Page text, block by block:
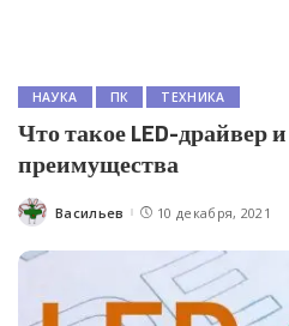
НАУКА ПК ТЕХНИКА
Что такое LED-драйвер
преимущества
Posted
Васильев 10 декабря, 2021